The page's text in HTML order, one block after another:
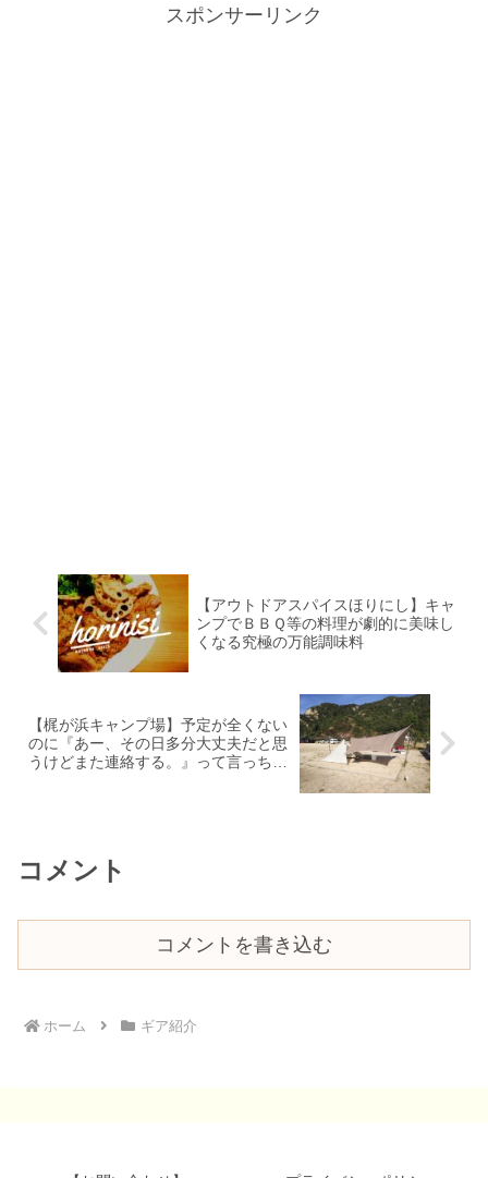
スポンサーリンク
【アウトドアスパイスほりにし】キャ
ンプでＢＢＱ等の料理が劇的に美味し
くなる究極の万能調味料
【梶が浜キャンプ場】予定が全くない
のに『あー、その日多分大丈夫だと思
うけどまた連絡する。』って言っちゃ
コメント
コメントを書き込む
ホーム ギア紹介